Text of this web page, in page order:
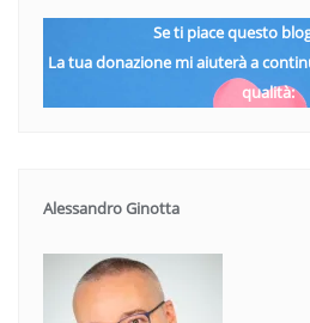
Se ti piace questo
La tua donazione mi aiuterà a
qualità:
Alessandro Ginotta